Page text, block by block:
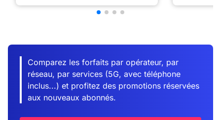
Comparez les forfaits par opérateur, par
réseau, par services (5G, avec téléphone
inclus...) et profitez des promotions réservées
aux nouveaux abonnés.